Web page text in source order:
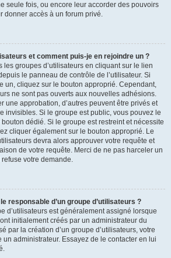
seule fois, ou encore leur accorder des pouvoirs
donner accès à un forum privé.
et comment puis-je en rejoindre un ?
les groupes d’utilisateurs en cliquant sur le lien
le panneau de contrôle de l’utilisateur. Si
un, cliquez sur le bouton approprié. Cependant,
ne sont pas ouverts aux nouvelles adhésions.
une approbation, d’autres peuvent être privés et
invisibles. Si le groupe est public, vous pouvez le
dédié. Si le groupe est restreint et nécessite
cliquer également sur le bouton approprié. Le
devra alors approuver votre requête et
de votre requête. Merci de ne pas harceler un
votre demande.
responsable d’un groupe d’utilisateurs ?
d’utilisateurs est généralement assigné lorsque
initialement créés par un administrateur du
par la création d’un groupe d’utilisateurs, votre
un administrateur. Essayez de le contacter en lui